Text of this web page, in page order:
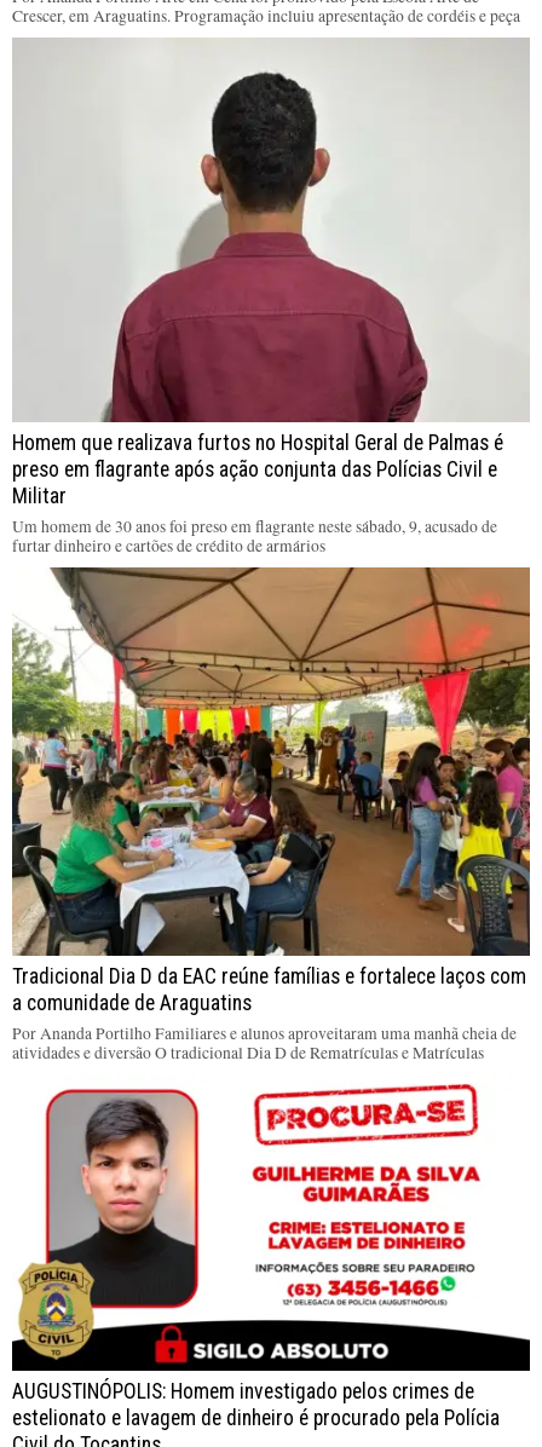
Crescer, em Araguatins. Programação incluiu apresentação de cordéis e peça
Homem que realizava furtos no Hospital Geral de Palmas é
preso em flagrante após ação conjunta das Polícias Civil e
Militar
Um homem de 30 anos foi preso em flagrante neste sábado, 9, acusado de
furtar dinheiro e cartões de crédito de armários
Tradicional Dia D da EAC reúne famílias e fortalece laços com
a comunidade de Araguatins
Por Ananda Portilho Familiares e alunos aproveitaram uma manhã cheia de
atividades e diversão O tradicional Dia D de Rematrículas e Matrículas
AUGUSTINÓPOLIS: Homem investigado pelos crimes de
estelionato e lavagem de dinheiro é procurado pela Polícia